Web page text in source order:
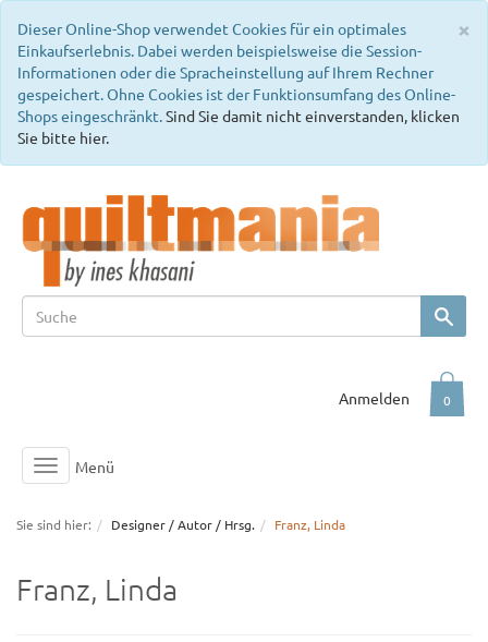
×
Dieser Online-Shop verwendet Cookies für ein optimales
Einkaufserlebnis. Dabei werden beispielsweise die Session-
Informationen oder die Spracheinstellung auf Ihrem Rechner
gespeichert. Ohne Cookies ist der Funktionsumfang des Online-
Shops eingeschränkt.Sind Sie damit nicht einverstanden, klicken
Sie bitte hier.
0
Anmelden
Toggle
navigation
Menü
Sie sind hier: Designer / Autor / Hrsg. Franz, Linda
Franz, Linda